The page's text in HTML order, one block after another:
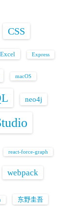
CSS
Excel Express
macOS
neo4j
react-force-graph
webpack
东野圭吾